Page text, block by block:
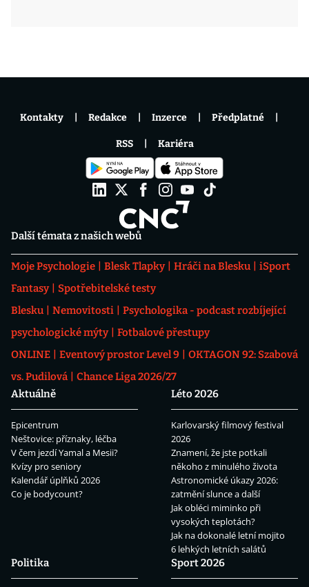
Další témata z našich webů
Moje Psychologie Blesk Tlapky Hráči na Blesku
iSport
Fantasy
Spotřebitelské testy
Blesku
Nemovitosti
Psychologika - podcast rozbíjející
psychologické mýty
Fotbalové přestupy
ONLINE
Eventový prostor Level 9
OKTAGON 92: Szabová
vs. Pudilová
Chance Liga 2026/27
Aktuálně
Epicentrum
Neštovice: příznaky, léčba
V čem jezdí Yamal a Mesii?
Kvízy pro seniory
Kalendář úplňků 2026
Co je bodycount?
Léto 2026
Karlovarský filmový festival
2026
Znamení, že jste potkali
někoho z minulého života
Astronomické úkazy 2026:
zatmění slunce a další
Jak obléci miminko při
vysokých teplotách?
Jak na dokonalé letní mojito
6 lehkých letních salátů
Politika
Sport 2026
Kontakty Redakce Inzerce Předplatné
RSS Kariéra